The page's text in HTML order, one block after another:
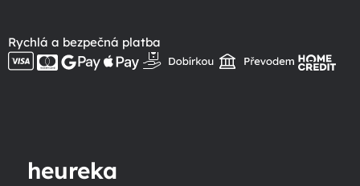
Rychlá a bezpečná platba
heureka